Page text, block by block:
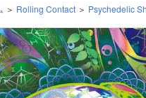
Rolling Contact Psychedelic